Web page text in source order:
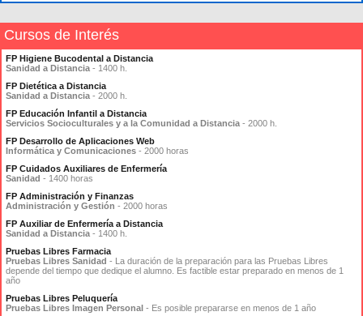
Cursos de Interés
FP Higiene Bucodental a Distancia
Sanidad a Distancia - 1400 h.
FP Dietética a Distancia
Sanidad a Distancia - 2000 h.
FP Educación Infantil a Distancia
Servicios Socioculturales y a la Comunidad a Distancia - 2000 h.
FP Desarrollo de Aplicaciones Web
Informática y Comunicaciones - 2000 horas
FP Cuidados Auxiliares de Enfermería
Sanidad - 1400 horas
FP Administración y Finanzas
Administración y Gestión - 2000 horas
FP Auxiliar de Enfermería a Distancia
Sanidad a Distancia - 1400 h.
Pruebas Libres Farmacia
Pruebas Libres Sanidad - La duración de la preparación para las Pruebas Libres
depende del tiempo que dedique el alumno. Es factible estar preparado en menos de 1
año
Pruebas Libres Peluquería
Pruebas Libres Imagen Personal - Es posible prepararse en menos de 1 año